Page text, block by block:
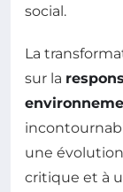
social.
La
sur la
une
critique et à